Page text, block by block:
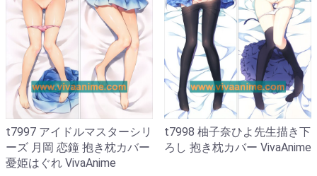
t7997 アイドルマスターシリ
ーズ 月岡 恋鐘 抱き枕カバー
憂姫はぐれ VivaAnime
t7998 柚子奈ひよ先生描き下
ろし 抱き枕カバー VivaAnime